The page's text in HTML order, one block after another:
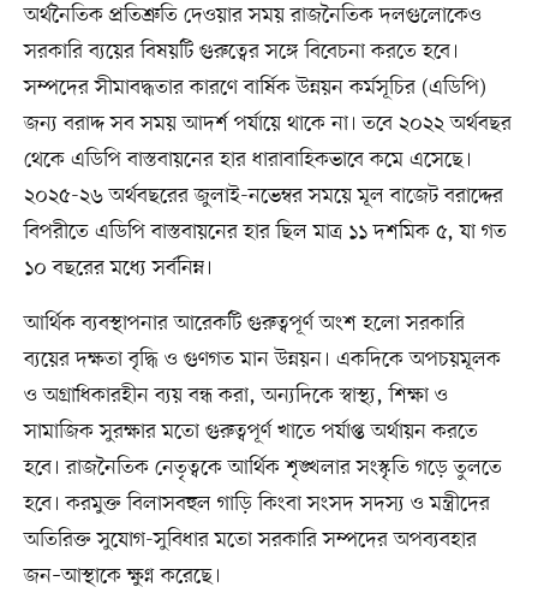
অর্থনৈতিক প্রতিশ্রুতি দেওয়ার সময় রাজনৈতিক দলগুলোকেও
সরকারি ব্যয়ের বিষয়টি গুরুত্বের সঙ্গে বিবেচনা করতে হবে।
সম্পদের সীমাবদ্ধতার কারণে বার্ষিক উন্নয়ন কর্মসূচির (এডিপি)
জন্য বরাদ্দ সব সময় আদর্শ পর্যায়ে থাকে না। তবে ২০২২ অর্থবছর
থেকে এডিপি বাস্তবায়নের হার ধারাবাহিকভাবে কমে এসেছে।
২০২৫-২৬ অর্থবছরের জুলাই-নভেম্বর সময়ে মূল বাজেট বরাদ্দের
বিপরীতে এডিপি বাস্তবায়নের হার ছিল মাত্র ১১ দশমিক ৫, যা গত
১০ বছরের মধ্যে সর্বনিম্ন।
আর্থিক ব্যবস্থাপনার আরেকটি গুরুত্বপূর্ণ অংশ হলো সরকারি
ব্যয়ের দক্ষতা বৃদ্ধি ও গুণগত মান উন্নয়ন। একদিকে অপচয়মূলক
ও অগ্রাধিকারহীন ব্যয় বন্ধ করা, অন্যদিকে স্বাস্থ্য, শিক্ষা ও
সামাজিক সুরক্ষার মতো গুরুত্বপূর্ণ খাতে পর্যাপ্ত অর্থায়ন করতে
হবে। রাজনৈতিক নেতৃত্বকে আর্থিক শৃঙ্খলার সংস্কৃতি গড়ে তুলতে
হবে। করমুক্ত বিলাসবহুল গাড়ি কিংবা সংসদ সদস্য ও মন্ত্রীদের
অতিরিক্ত সুযোগ-সুবিধার মতো সরকারি সম্পদের অপব্যবহার
জন–আস্থাকে ক্ষুণ্ন করেছে।